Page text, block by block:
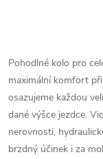
Pohodlné kolo pro
maximální komfort
osazujeme každou
dané výšce jezdce.
nerovnosti,
brzdný účinek i za